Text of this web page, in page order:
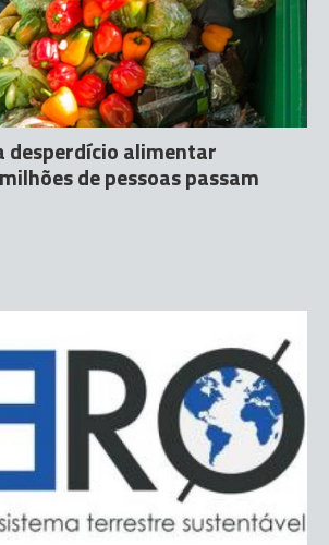
desperdício alimentar
de pessoas passam